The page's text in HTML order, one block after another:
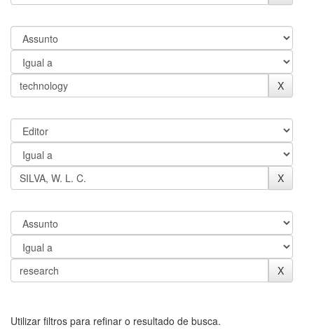
Utilizar filtros para refinar o resultado de busca.